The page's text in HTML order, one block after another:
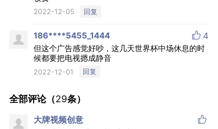
2022-12-01

收费
2022-12-05 回复
但这个广告感觉好吵，这几天世界杯中场休息的时
候都要把电视摁成静音
2022-12-01